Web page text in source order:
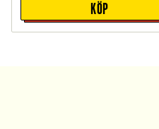
KÖP